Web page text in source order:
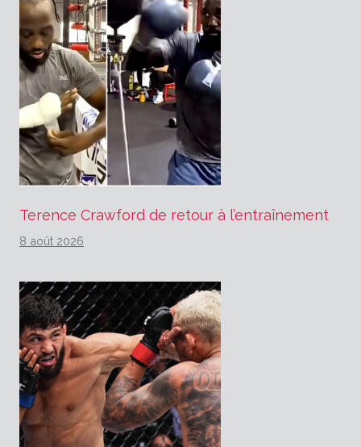
Terence Crawford de retour à l’entraînement
8 août 2026